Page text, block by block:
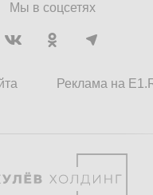
Мы в соцсетях
Реклама на